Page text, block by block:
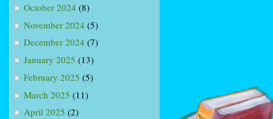
October 2024 (8)
November 2024 (5)
December 2024 (7)
January 2025 (13)
February 2025 (5)
March 2025 (11)
April 2025 (2)